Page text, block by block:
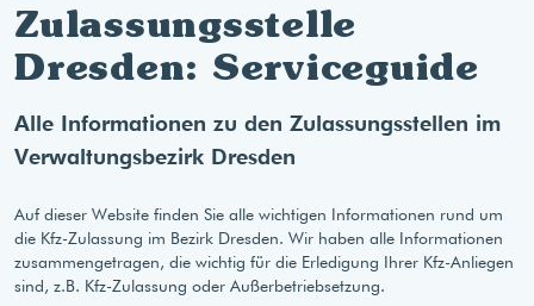
Zulassungsstelle
Dresden: Serviceguide
Alle Informationen zu den Zulassungsstellen im
Verwaltungsbezirk Dresden
Auf dieser Website finden Sie alle wichtigen Informationen rund um
die Kfz-Zulassung im Bezirk Dresden. Wir haben alle Informationen
zusammengetragen, die wichtig für die Erledigung Ihrer Kfz-Anliegen
sind, z.B. Kfz-Zulassung oder Außerbetriebsetzung.